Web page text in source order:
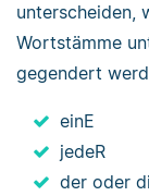
unterscheiden,
Wortstämme
gegendert
einE
jedeR
der oder